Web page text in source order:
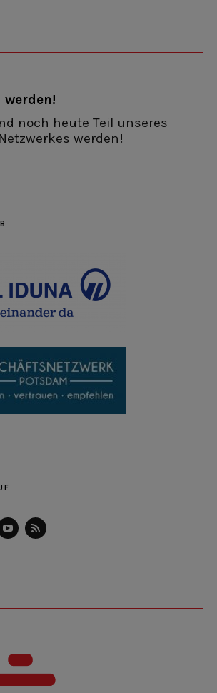
noch heute Teil unseres
werden!